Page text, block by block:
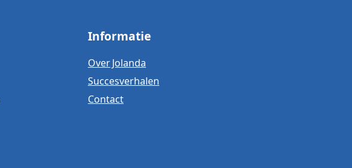
Informatie
Over Jolanda
Succesverhalen
Contact